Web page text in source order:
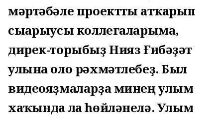
мәртәбәле проектты атҡарып
сығарыусы коллегаларыма,
дирек-торыбыҙ Нияз Ғибәҙәт
улына оло рәхмәтлебеҙ. Был
видеояҙмаларҙа минең улым
хаҡында ла һөйләнелә. Улым